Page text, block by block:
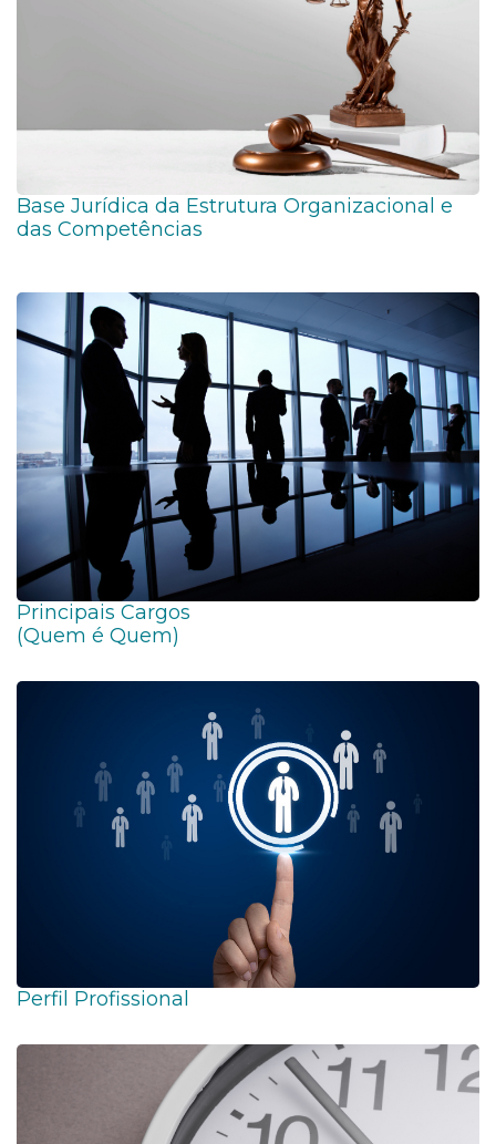
Base Jurídica da Estrutura Organizacional e
das Competências
Principais Cargos
(Quem é Quem)
Perfil Profissional